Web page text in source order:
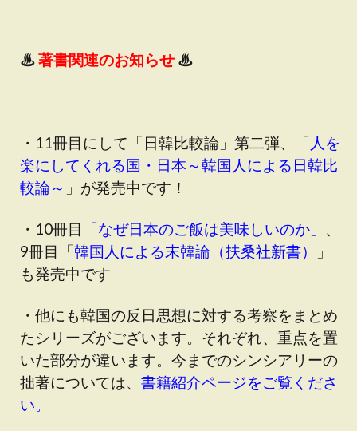
♨著書関連のお知らせ ♨
・11冊目にして「日韓比較論」第二弾、「 人を
楽にしてくれる国・日本～韓国人による日韓比
較論～ 」が発売中です！
・10冊目 「なぜ日本のご飯は美味しいのか」 、
9冊目「韓国人による末韓論（扶桑社新書）
」
も発売中です
・他にも韓国の反日思想に対する考察をまとめ
たシリーズがございます。それぞれ、重点を置
いた部分が違います。今までのシンシアリーの
拙著については、 書籍紹介ページをご覧くださ
い。